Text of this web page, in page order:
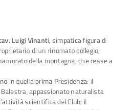
Luigi Vinanti, simpatica figura di
di un rinomato collegio,
della montagna, che resse a
in quella prima Presidenza: il
appassionato naturalista
scientifica del Club; il